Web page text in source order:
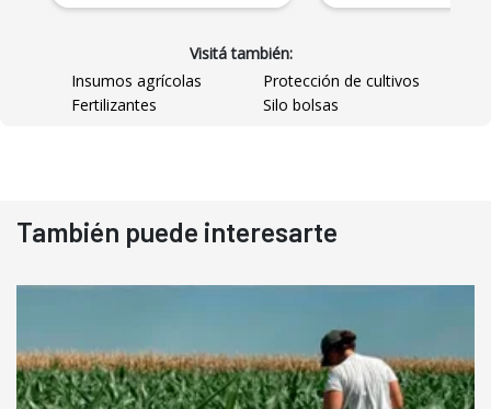
Visitá también:
Insumos agrícolas
Protección de cultivos
Fertilizantes
Silo bolsas
También puede interesarte